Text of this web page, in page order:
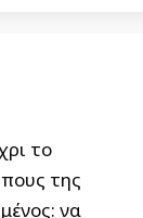
το
της
να